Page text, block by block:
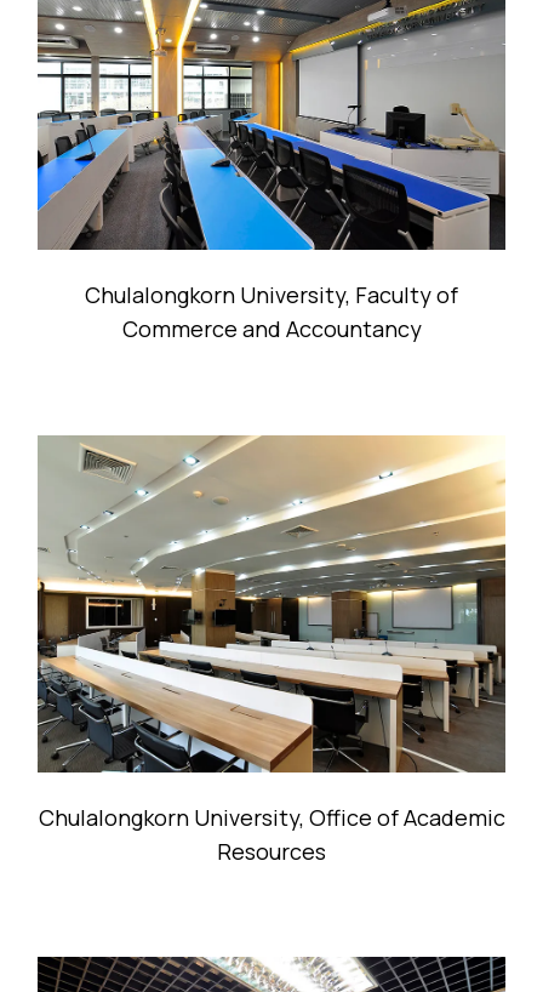
Chulalongkorn University, Faculty of
Commerce and Accountancy
Chulalongkorn University, Office of Academic
Resources